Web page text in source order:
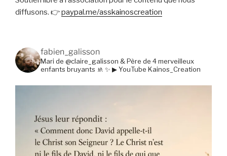
diffusons. 👉paypal.me/asskainoscreation
fabien_galisson
Mari de @claire_galisson & Père de 4 merveilleux
enfants bruyants 🚸 ✨ ▶ YouTube Kainos_Creation